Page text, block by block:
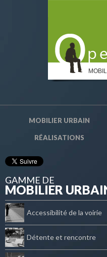
MOBILIER URBAIN
RÉALISATIONS
GAMME DE
MOBILIER
Accessibilité de la voirie
Détente et rencontre